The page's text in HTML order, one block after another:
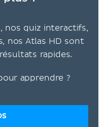
nos quiz interactifs,
nos Atlas HD sont
rapides.
apprendre ?